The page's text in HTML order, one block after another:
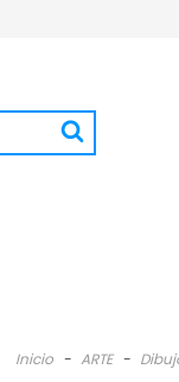
Inicio - ARTE -